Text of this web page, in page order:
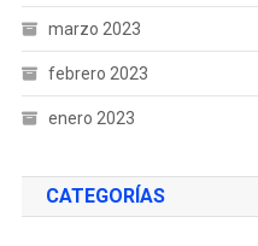
marzo 2023
febrero 2023
enero 2023
CATEGORÍAS